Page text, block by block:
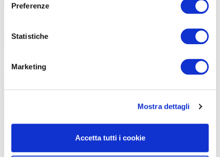
Preferenze
Statistiche
Marketing
Mostra dettagli
Accetta tutti i cookie